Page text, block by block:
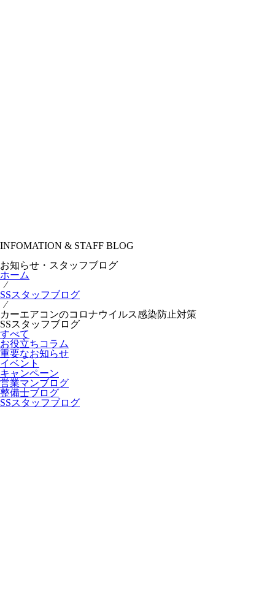
INFOMATION & STAFF BLOG
お知らせ・スタッフブログ
ホーム
⁄
SSスタッフブログ
⁄
カーエアコンのコロナウイルス感染防止対策
SSスタッフブログ
すべて
お役立ちコラム
重要なお知らせ
イベント
キャンペーン
営業マンブログ
整備士ブログ
SSスタッフブログ